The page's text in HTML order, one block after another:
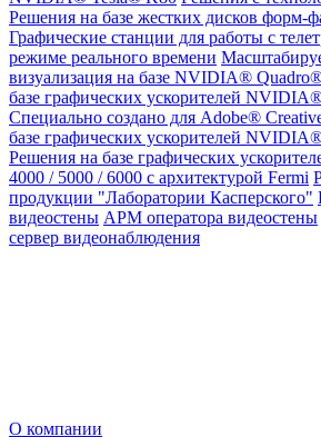
Решения на базе жестких дисков форм-
Графические станции для работы с
режиме реального времени
визуализация на базе NVIDIA®
базе графических ускорителей
Специально создано для Adobe®
базе графических ускорителей
Решения на базе графических
4000 / 5000 / 6000 с архитектурой Fermi
продукции "Лаборатории Касперского"
видеостены АРМ оператора видеостены
сервер видеонаблюдения
О компании